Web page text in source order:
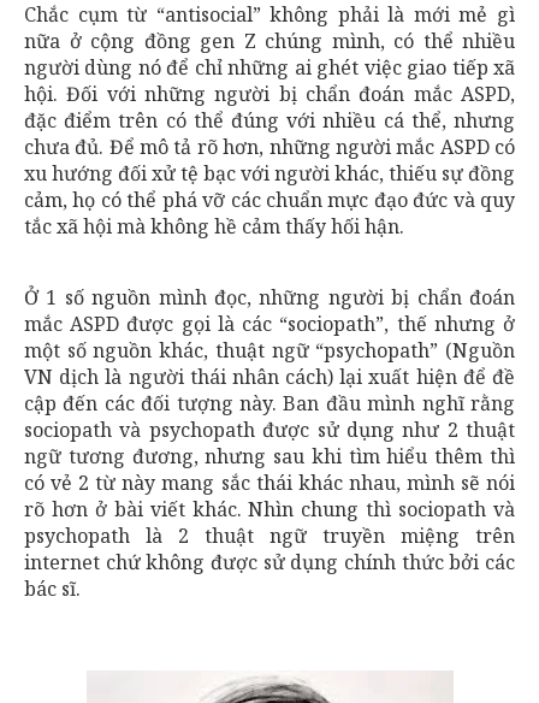
Chắc cụm từ “antisocial” không phải là mới mẻ gì
nữa ở cộng đồng gen Z chúng mình, có thể nhiều
người dùng nó để chỉ những ai ghét việc giao tiếp xã
hội. Đối với những người bị chẩn đoán mắc ASPD,
đặc điểm trên có thể đúng với nhiều cá thể, nhưng
chưa đủ. Để mô tả rõ hơn, những người mắc ASPD có
xu hướng đối xử tệ bạc với người khác, thiếu sự đồng
cảm, họ có thể phá vỡ các chuẩn mực đạo đức và quy
tắc xã hội mà không hề cảm thấy hối hận.
Ở 1 số nguồn mình đọc, những người bị chẩn đoán
mắc ASPD được gọi là các “sociopath”, thế nhưng ở
một số nguồn khác, thuật ngữ “psychopath” (Nguồn
VN dịch là người thái nhân cách) lại xuất hiện để đề
cập đến các đối tượng này. Ban đầu mình nghĩ rằng
sociopath và psychopath được sử dụng như 2 thuật
ngữ tương đương, nhưng sau khi tìm hiểu thêm thì
có vẻ 2 từ này mang sắc thái khác nhau, mình sẽ nói
rõ hơn ở bài viết khác. Nhìn chung thì sociopath và
psychopath là 2 thuật ngữ truyền miệng trên
internet chứ không được sử dụng chính thức bởi các
bác sĩ.